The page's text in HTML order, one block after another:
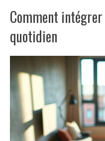
Comment
quotidien